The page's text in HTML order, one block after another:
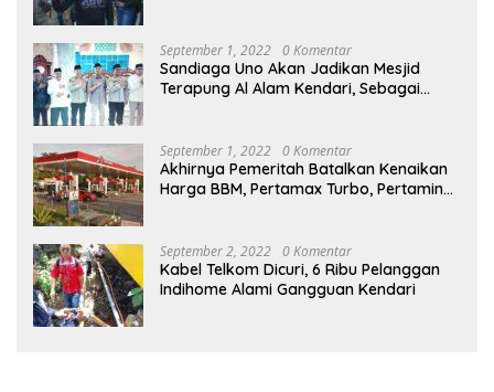
September 1, 2022 0 Komentar
Sandiaga Uno Akan Jadikan Mesjid
Terapung Al Alam Kendari, Sebagai
September 1, 2022 0 Komentar
Akhirnya Pemeritah Batalkan Kenaikan
Harga BBM, Pertamax Turbo, Pertamina
September 2, 2022 0 Komentar
Kabel Telkom Dicuri, 6 Ribu Pelanggan
Indihome Alami Gangguan Kendari